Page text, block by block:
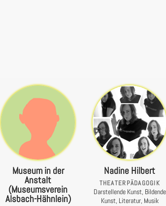
Museum in der
Anstalt
(Museumsverein
Alsbach-Hähnlein)
Nadine Hilbert
THEATERPÄDAGOGIK
Darstellende Kunst, Bildende
Kunst, Literatur, Musik